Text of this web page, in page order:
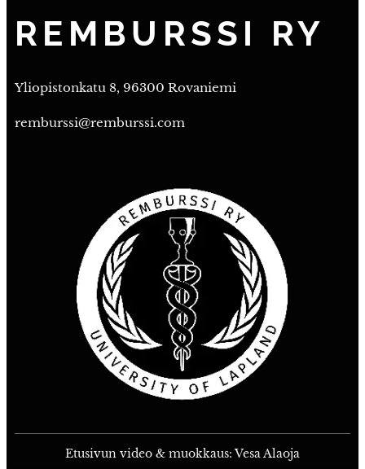
REMBURSSI RY
Yliopistonkatu 8, 96300 Rovaniemi
remburssi@remburssi.com
Etusivun video & muokkaus: Vesa Alaoja